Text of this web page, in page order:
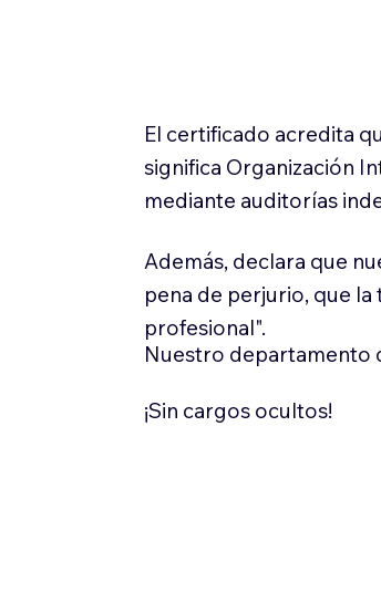
El certificado acredita
significa Organización
mediante auditorías
Además, declara que
pena de perjurio, que
profesional".
Nuestro departamento
¡Sin cargos ocultos!